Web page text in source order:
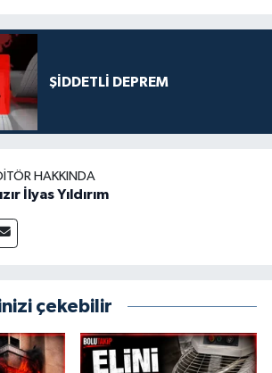
ŞİDDETLİ DEPREM
HAKKINDA
İlyas Yıldırım
çekebilir